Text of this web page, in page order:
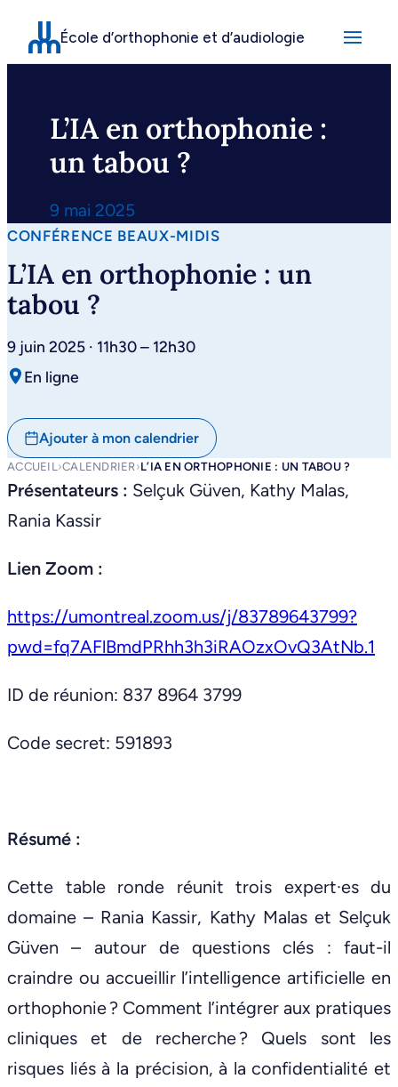
Aller
contenu
École d’orthophonie et d’audiologie
L’IA en orthophonie :
un tabou ?
9 mai 2025
CONFÉRENCE BEAUX-MIDIS
L’IA en orthophonie : un
tabou ?
9 juin 2025 · 11h30 – 12h30
En ligne
Ajouter à mon calendrier
ACCUEIL›CALENDRIER›L’IA EN ORTHOPHONIE : UN TABOU ?
Présentateurs : Selçuk Güven, Kathy Malas,
Rania Kassir
Lien Zoom :
https://umontreal.zoom.us/j/83789643799?
pwd=fq7AFlBmdPRhh3h3iRAOzxOvQ3AtNb.1
ID de réunion: 837 8964 3799
Code secret: 591893
Résumé :
Cette table ronde réunit trois expert·es du
domaine – Rania Kassir, Kathy Malas et Selçuk
Güven – autour de questions clés : faut-il
craindre ou accueillir l’intelligence artificielle en
orthophonie ? Comment l’intégrer aux pratiques
cliniques et de recherche ? Quels sont les
risques liés à la précision, à la confidentialité et